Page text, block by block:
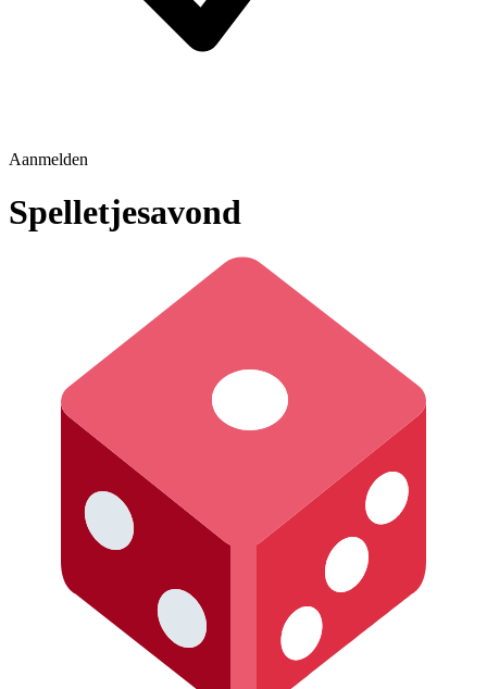
Aanmelden
Spelletjesavond